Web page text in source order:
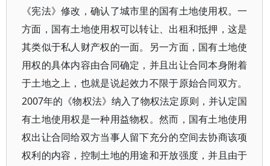
《宪法》修改，确认了城市里的国有土地使用权。一
方面，国有土地使用权可以转让、出租和抵押，这是
其类似于私人财产权的一面。另一方面，国有土地使
用权的具体内容由合同确定，并且出让合同本身附着
于土地之上，也就是说起效力不限于原始合同双方。
2007年的《物权法》纳入了物权法定原则，并认定国
有土地使用权是一种用益物权。然而，国有土地使用
权出让合同给双方当事人留下充分的空间去协商该项
权利的内容，控制土地的用途和开放强度，并且由于